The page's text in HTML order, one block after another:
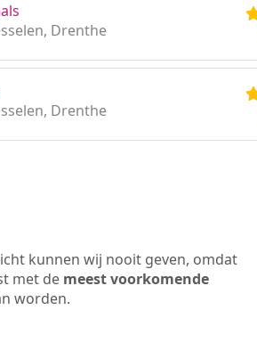
Drenthe
Drenthe
kunnen wij nooit geven, omdat
met de meest voorkomende
worden.